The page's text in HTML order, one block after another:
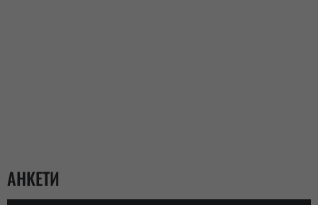
АНКЕТИ